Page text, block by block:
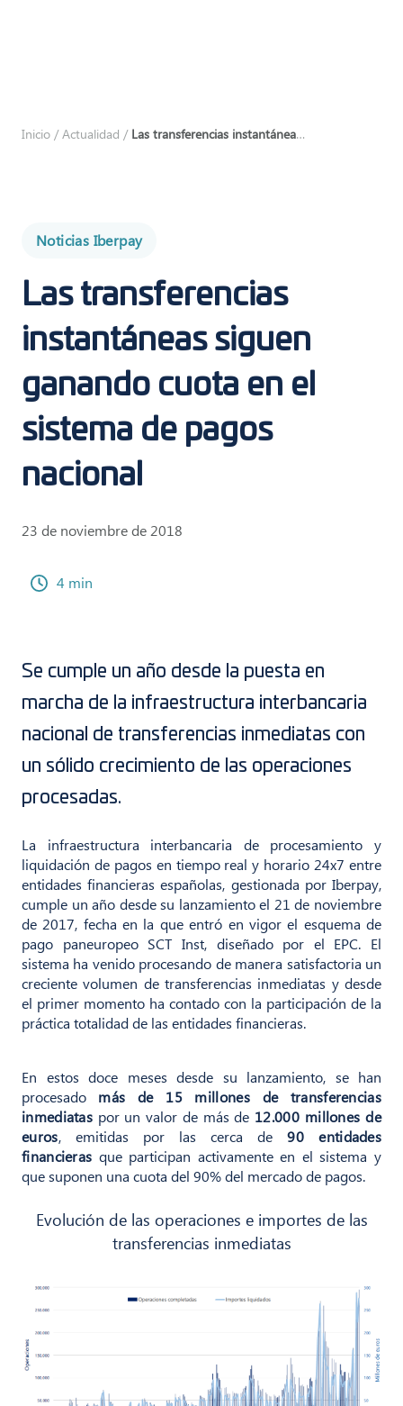
Inicio /Actualidad / Las transferencias instantáneas siguen ganando cuota en el sistema de pagos nacional
Noticias Iberpay
Las transferencias
instantáneas siguen
ganando cuota en el
sistema de pagos
nacional
23 de noviembre de 2018
4 min
Se cumple un año desde la puesta en
marcha de la infraestructura interbancaria
nacional de transferencias inmediatas con
un sólido crecimiento de las operaciones
procesadas.
La infraestructura interbancaria de procesamiento y
liquidación de pagos en tiempo real y horario 24x7 entre
entidades financieras españolas, gestionada por Iberpay,
cumple un año desde su lanzamiento el 21 de noviembre
de 2017, fecha en la que entró en vigor el esquema de
pago paneuropeo SCT Inst, diseñado por el EPC. El
sistema ha venido procesando de manera satisfactoria un
creciente volumen de transferencias inmediatas y desde
el primer momento ha contado con la participación de la
práctica totalidad de las entidades financieras.
En estos doce meses desde su lanzamiento, se han
procesado
más de 15 millones de transferencias
inmediatas por un valor de más de 12.000 millones de
euros, emitidas por las cerca de
90 entidades
financieras que participan activamente en el sistema y
que suponen una cuota del 90% del mercado de pagos.
Evolución de las operaciones e importes de las
transferencias inmediatas